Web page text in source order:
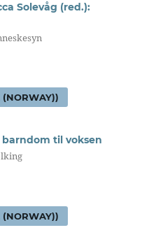
Solevåg (red.):
til voksen